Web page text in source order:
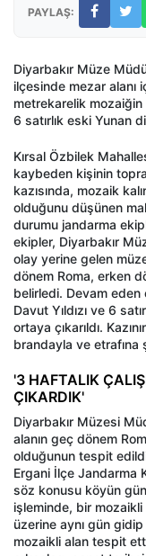
PAYLAŞ:
Diyarbakır Müze
ilçesinde mezar alanı
metrekarelik mozaiğin
6 satırlık eski Yunan
Kırsal Özbilek
kaybeden kişinin
kazısında, mozaik
olduğunu düşünen
durumu jandarma
ekipler, Diyarbakır
olay yerine gelen
dönem Roma, erken
belirledi. Devam eden
Davut Yıldızı ve 6
ortaya çıkarıldı.
brandayla ve etrafına
'3 HAFTALIK
ÇIKARDIK'
Diyarbakır Müzesi
alanın geç dönem
olduğunun tespit
Ergani İlçe Jandarma
söz konusu köyün
işleminde, bir
üzerine aynı gün
mozaikli alan tespit